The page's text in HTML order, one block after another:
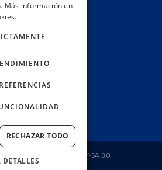
Re-publica
de donantes
Únete aquí
Civio CC BY-SA 3.0
Más información en
RECHAZAR TODO
DETALLES